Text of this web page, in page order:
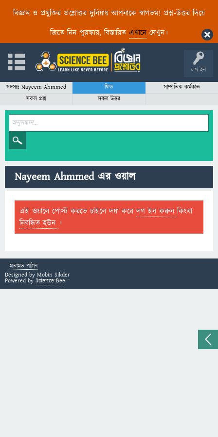
বিজ্ঞান ও প্রযুক্তির প্রশ্নোত্তর দুনিয়ায় আপনাকে স্বাগতম! প্রশ্ন-উত্তর দিয়ে
জিতে নিন পুরস্কার, বিস্তারিত এখানেদেখুন।
লগ ইন
সদস্যঃ Nayeem Ahmmed ফিড
সাম্প্রতিক কর্মকান্ড
সকল প্রশ্ন
সকল উত্তর
Nayeem Ahmmed এর ওয়াল
এই ওয়ালে পোস্ট করতে চাইলে দয়া করেলগ ইন করুনকিংবা
নিবন্ধিত হউন ।
মতামত পাঠান
Designed by Mobin Sikder
Powered by Science Bee